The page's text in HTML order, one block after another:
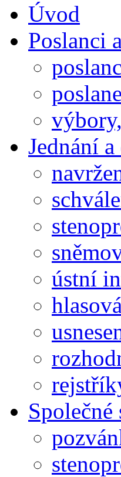
Úvod
Poslanci
Jednání
ústní
Společné